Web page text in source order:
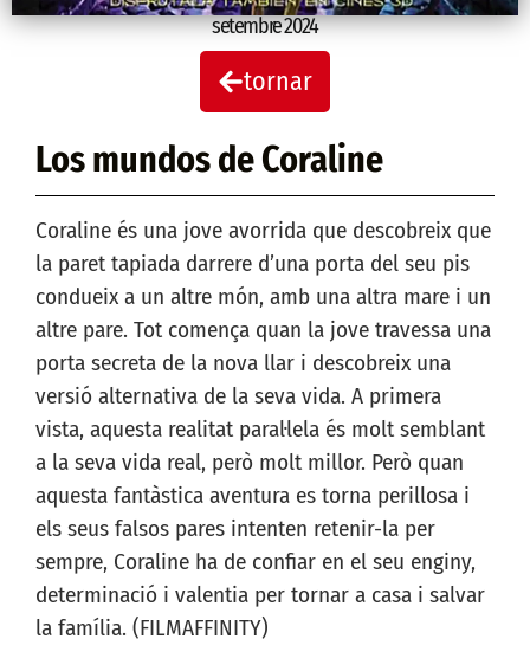
setembre 2024
tornar
Los mundos de Coraline
Coraline és una jove avorrida que descobreix que
la paret tapiada darrere d’una porta del seu pis
condueix a un altre món, amb una altra mare i un
altre pare. Tot comença quan la jove travessa una
porta secreta de la nova llar i descobreix una
versió alternativa de la seva vida. A primera
vista, aquesta realitat paral·lela és molt semblant
a la seva vida real, però molt millor. Però quan
aquesta fantàstica aventura es torna perillosa i
els seus falsos pares intenten retenir-la per
sempre, Coraline ha de confiar en el seu enginy,
determinació i valentia per tornar a casa i salvar
la família. (FILMAFFINITY)